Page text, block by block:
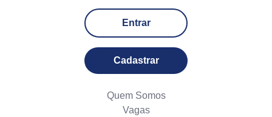
Entrar
Cadastrar
Quem Somos
Vagas